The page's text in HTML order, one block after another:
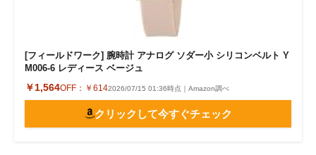
[フィールドワーク] 腕時計 アナログ ソダー小 シリコンベルト Y
M006-6 レディース ベージュ
￥1,564OFF： ￥6142026/07/15 01:36時点｜Amazon調べ
クリックして今すぐチェック